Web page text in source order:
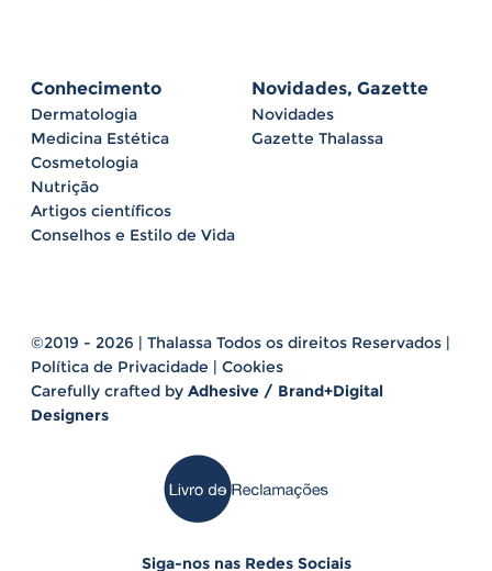
Conhecimento
Dermatologia
Medicina Estética
Cosmetologia
Nutrição
Artigos científicos
Conselhos e Estilo de Vida
Novidades, Gazette
Novidades
Gazette Thalassa
©2019 - 2026 | Thalassa Todos os direitos Reservados |
Política de Privacidade
Cookies
Carefully crafted by Adhesive / Brand+Digital
Designers
Siga-nos nas Redes Sociais